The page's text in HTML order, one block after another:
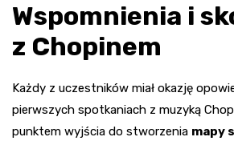
Wspomnienia i
z Chopinem
Każdy z uczestników miał okazję
pierwszych spotkaniach z muzyką
punktem wyjścia do stworzenia mapy